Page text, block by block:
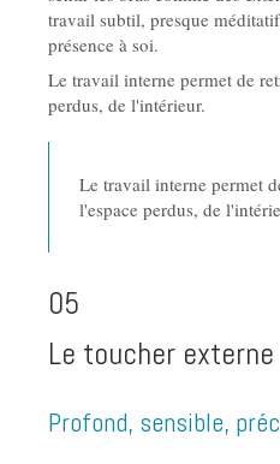
travail subtil, presque
présence à soi.
Le travail interne permet de
perdus, de l'intérieur.
Le travail interne permet
l'espace perdus, de
05
Le toucher externe
Profond, sensible,